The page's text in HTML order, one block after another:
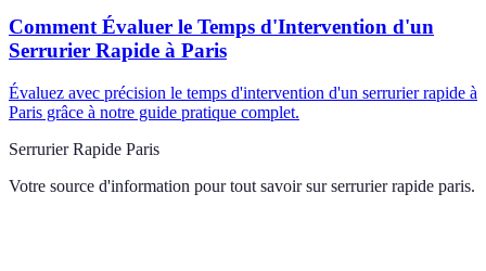
Comment Évaluer le Temps d'Intervention d'un
Serrurier Rapide à Paris
Évaluez avec précision le temps d'intervention d'un serrurier rapide à
Paris grâce à notre guide pratique complet.
Serrurier Rapide Paris
Votre source d'information pour tout savoir sur serrurier rapide paris.